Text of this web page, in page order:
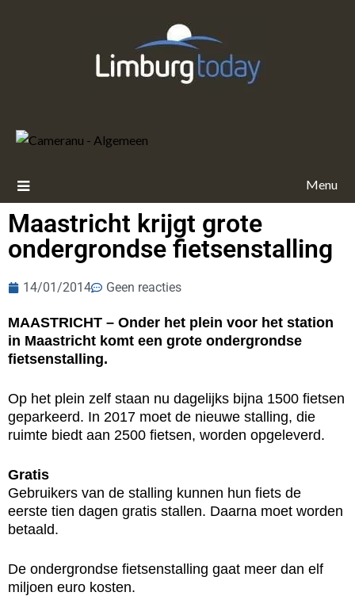
Menu
Maastricht krijgt grote
ondergrondse fietsenstalling
14/01/2014 Geen reacties
MAASTRICHT – Onder het plein voor het station
in Maastricht komt een grote ondergrondse
fietsenstalling.
Op het plein zelf staan nu dagelijks bijna 1500 fietsen
geparkeerd. In 2017 moet de nieuwe stalling, die
ruimte biedt aan 2500 fietsen, worden opgeleverd.
Gratis
Gebruikers van de stalling kunnen hun fiets de
eerste tien dagen gratis stallen. Daarna moet worden
betaald.
De ondergrondse fietsenstalling gaat meer dan elf
miljoen euro kosten.